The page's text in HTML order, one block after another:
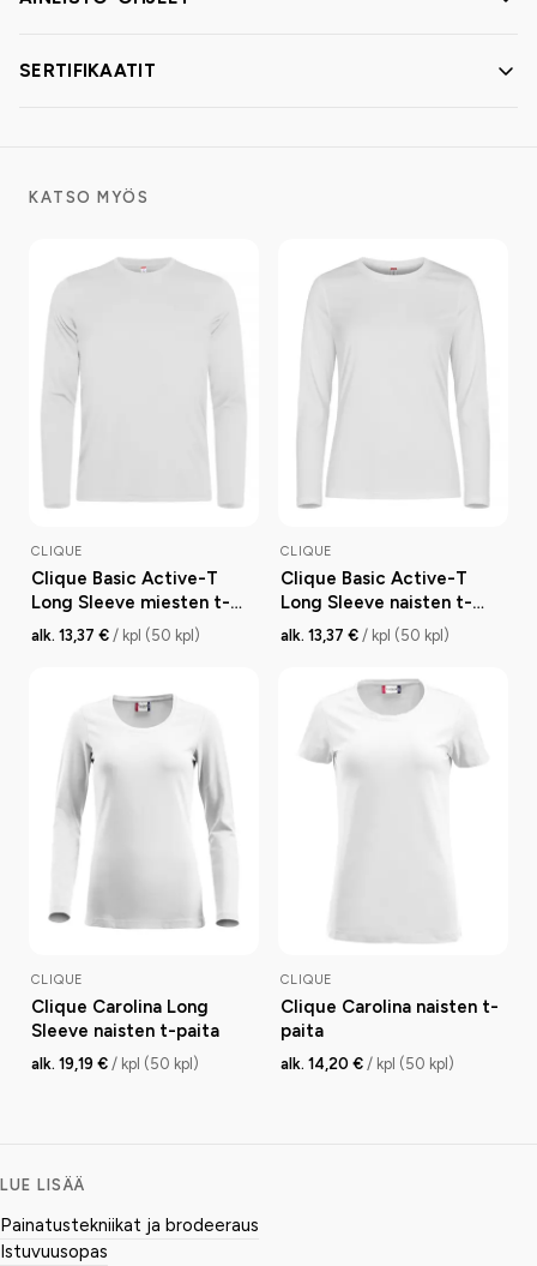
SERTIFIKAATIT
KATSO MYÖS
CLIQUE
Clique Basic Active-T
Long Sleeve miesten t-
paita
alk. 13,37 € / kpl (50 kpl)
CLIQUE
Clique Basic Active-T
Long Sleeve naisten t-
paita
alk. 13,37 € / kpl (50 kpl)
CLIQUE
Clique Carolina Long
Sleeve naisten t-paita
alk. 19,19 € / kpl (50 kpl)
CLIQUE
Clique Carolina naisten t-
paita
alk. 14,20 € / kpl (50 kpl)
LUE LISÄÄ
Painatustekniikat ja brodeeraus
Istuvuusopas